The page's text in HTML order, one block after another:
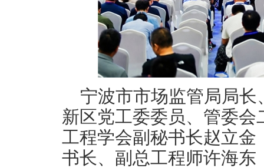
宁波市市场监管局局
新区党工委委员、管委
工程学会副秘书长赵立
书长、副总工程师许海